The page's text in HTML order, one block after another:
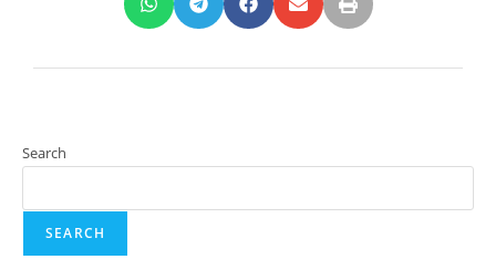
Search
SEARCH